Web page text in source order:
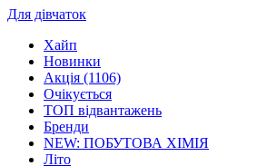
Для дівчаток
Хайп
Новинки
Акція (1106)
Очікується
ТОП відвантажень
Бренди
NEW: ПОБУТОВА ХІМІЯ
Літо